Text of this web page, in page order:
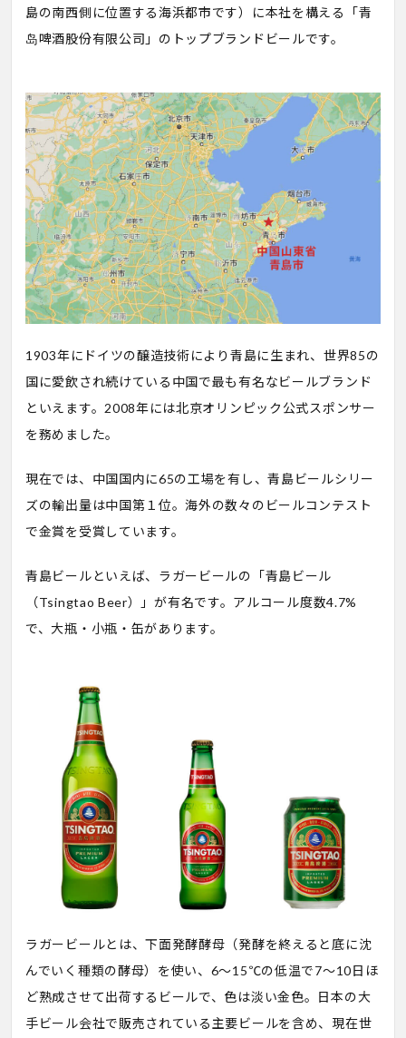
島の南西側に位置する海浜都市です）に本社を構える「青
岛啤酒股份有限公司」のトップブランドビールです。
1903年にドイツの醸造技術により青島に生まれ、世界85の
国に愛飲され続けている中国で最も有名なビールブランド
といえます。2008年には北京オリンピック公式スポンサー
を務めました。
現在では、中国国内に65の工場を有し、青島ビールシリー
ズの輸出量は中国第１位。海外の数々のビールコンテスト
で金賞を受賞しています。
青島ビールといえば、ラガービールの「青島ビール
（Tsingtao Beer）」が有名です。アルコール度数4.7%
で、大瓶・小瓶・缶があります。
ラガービールとは、下面発酵酵母（発酵を終えると底に沈
んでいく種類の酵母）を使い、6〜15℃の低温で7〜10日ほ
ど熟成させて出荷するビールで、色は淡い金色。日本の大
手ビール会社で販売されている主要ビールを含め、現在世